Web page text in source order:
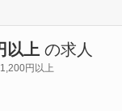
以上 の求人
円以上